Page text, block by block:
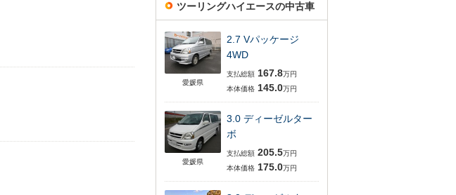
ツーリングハイエースの中古車
愛媛県
2.7 Vパッケージ
4WD
支払総額 167.8万円
本体価格 145.0万円
愛媛県
3.0 ディーゼルター
ボ
支払総額 205.5万円
本体価格 175.0万円